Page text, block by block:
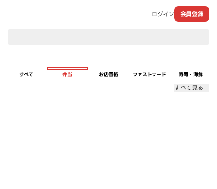
ログイン 会員登録
すべて 弁当 お店価格 ファストフード 寿司・海鮮
すべて見る